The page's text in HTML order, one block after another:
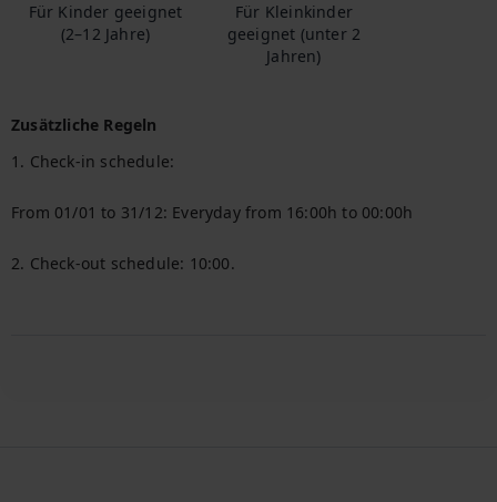
Für Kinder geeignet
(2–12 Jahre)
Für Kleinkinder
geeignet (unter 2
Jahren)
Zusätzliche Regeln
1. Check-in schedule:
From 01/01 to 31/12: Everyday from 16:00h to 00:00h
2. Check-out schedule: 10:00.